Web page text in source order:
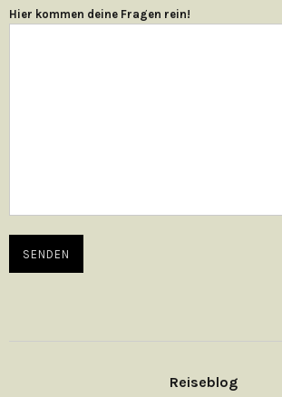
Hier kommen deine Fragen rein!
Reiseblog